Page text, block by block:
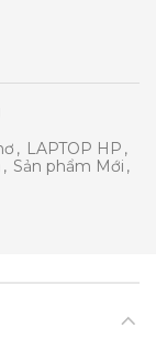
, LAPTOP HP ,
, Sản phẩm Mới ,